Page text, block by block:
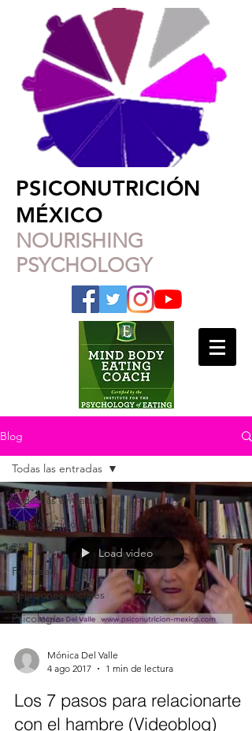
PSICONUTRICIÓN
MÉXICO
NOURISHING
PSYCHOLOGY
Blog
Todas las entradas
PsicoNutrición
PNL
Felicidad
Relaciones sociales
Psicología
Todas las entradas
Load video
Mónica Del Valle
4 ago 2017
1 min de lectura
Los 7 pasos para relacionarte
con el hambre (Videoblog)